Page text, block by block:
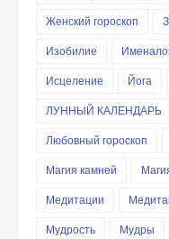
Женский гороскоп
Изобилие
Исцеление
Йога
ЛУННЫЙ КАЛЕНДАРЬ
Любовный гороскоп
Магия камней
Медитации
Мудрость
Мудры